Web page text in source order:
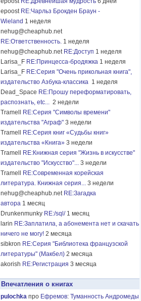
epoost RE:Чарльз Брокден Браун -
Wieland 1 неделя
nehug@cheaphub.net
RE:Ответственность. 1 неделя
nehug@cheaphub.net RE:Доступ 1 неделя
Larisa_F RE:Принцесса-бродяжка 1 неделя
Larisa_F RE:Серия "Очень прикольная книга",
издательство Азбука-классика 1 неделя
Dead_Space RE:Прошу переформатировать,
распознать, etc... 2 недели
Tramell
RE:Серия "Символы времени"
издательства "Аграф" 3 недели
Tramell
RE:Серия книг «Судьбы книг»
издательства «Книга» 3 недели
Tramell
RE:Книжная серия "Жизнь в искусстве"
издательство "Искусство"... 3 недели
Tramell
RE:Современная корейская
литература. Книжная серия... 3 недели
nehug@cheaphub.net RE:Загадка
автора 1 месяц
Drunkenmunky RE:/sql/ 1 месяц
larin RE:Заплатила, а абонемента нет и скачать
ничего не могу! 2 месяца
sibkron RE:Серия "Библиотека французской
литературы" (Макбел) 2 месяца
akorish RE:Регистрация 3 месяца
Впечатления о книгах
pulochka про Ефремов: Туманность Андромеды